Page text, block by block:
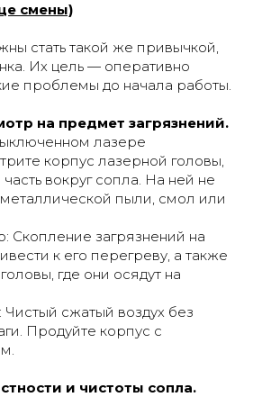
смены)
стать такой же привычкой,
Их цель — оперативно
проблемы до начала работы.
на предмет загрязнений.
лазере
корпус лазерной головы,
вокруг сопла. На ней не
пыли, смол или
Скопление загрязнений на
к его перегреву, а также
где они осядут на
Чистый сжатый воздух без
Продуйте корпус с
и чистоты сопла.